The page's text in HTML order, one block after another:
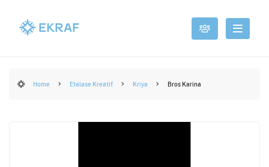
Home Etalase Kreatif Kriya Bros Karina